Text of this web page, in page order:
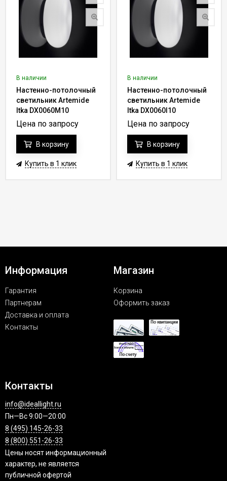
В наличии
Настенно-потолочный
светильник Artemide
Itka DX0060M10
Цена по запросу
В корзину
Купить в 1 клик
В наличии
Настенно-потолочный
светильник Artemide
Itka DX0060I10
Цена по запросу
В корзину
Купить в 1 клик
Информация
Гарантия
Партнерам
Доставка и оплата
Контакты
Магазин
Корзина
Оформить заказ
Контакты
info@ideallight.ru
Пн—Вс 9:00—20:00
8 (495) 145-26-33
8 (800) 551-26-33
Цены носят информационный
характер, не является
публичной офертой